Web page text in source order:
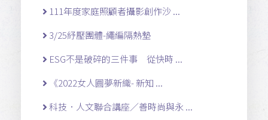
111年度家庭照顧者攝影創作沙 ...
3/25紓壓團體-繩編隔熱墊
ESG不是破碎的三件事 從快時 ...
《2022女人圓夢新織- 新知 ...
科技．人文聯合講座／善時尚與永 ...